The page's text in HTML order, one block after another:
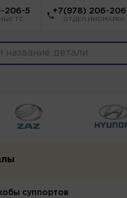
206-5
ТС
+7(978) 206-
ОТДЕЛ ИНОМАРКИ
суппортов